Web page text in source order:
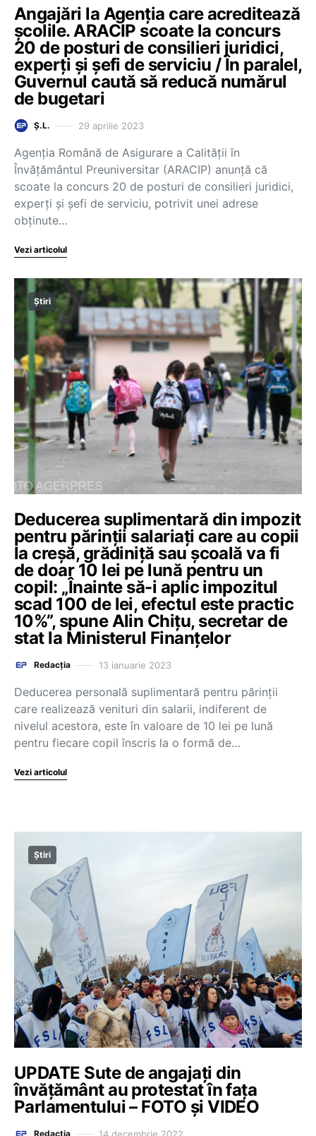
Angajări la Agenția care acreditează
școlile. ARACIP scoate la concurs
20 de posturi de consilieri juridici,
experți și șefi de serviciu / În paralel,
Guvernul caută să reducă numărul
de bugetari
Ș.L. 29 aprilie 2023
Agenția Română de Asigurare a Calității în
Învățământul Preuniversitar (ARACIP) anunță că
scoate la concurs 20 de posturi de consilieri juridici,
experți și șefi de serviciu, potrivit unei adrese
obținute…
Vezi articolul
Știri
Deducerea suplimentară din impozit
pentru părinții salariați care au copii
la creșă, grădiniță sau școală va fi
de doar 10 lei pe lună pentru un
copil: „Înainte să-i aplic impozitul
scad 100 de lei, efectul este practic
10%”, spune Alin Chițu, secretar de
stat la Ministerul Finanțelor
Redacția 13 ianuarie 2023
Deducerea personală suplimentară pentru părinții
care realizează venituri din salarii, indiferent de
nivelul acestora, este în valoare de 10 lei pe lună
pentru fiecare copil înscris la o formă de…
Vezi articolul
Știri
UPDATE Sute de angajați din
învățământ au protestat în fața
Parlamentului – FOTO și VIDEO
Redacția 14 decembrie 2022